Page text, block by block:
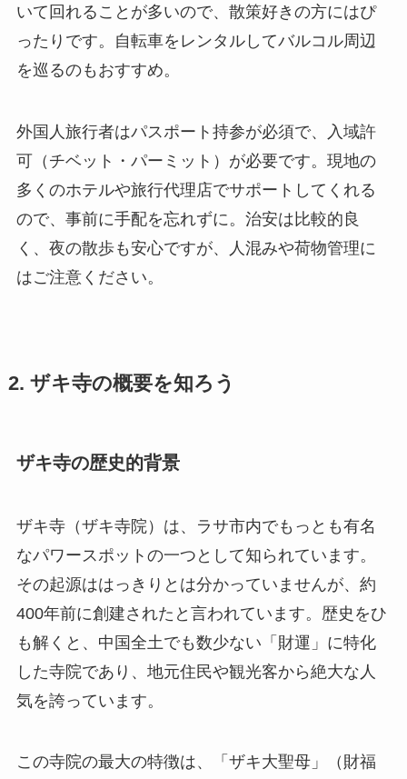
いて回れることが多いので、散策好きの方にはぴ
ったりです。自転車をレンタルしてバルコル周辺
を巡るのもおすすめ。
外国人旅行者はパスポート持参が必須で、入域許
可（チベット・パーミット）が必要です。現地の
多くのホテルや旅行代理店でサポートしてくれる
ので、事前に手配を忘れずに。治安は比較的良
く、夜の散歩も安心ですが、人混みや荷物管理に
はご注意ください。
2. ザキ寺の概要を知ろう
ザキ寺の歴史的背景
ザキ寺（ザキ寺院）は、ラサ市内でもっとも有名
なパワースポットの一つとして知られています。
その起源ははっきりとは分かっていませんが、約
400年前に創建されたと言われています。歴史をひ
も解くと、中国全土でも数少ない「財運」に特化
した寺院であり、地元住民や観光客から絶大な人
気を誇っています。
この寺院の最大の特徴は、「ザキ大聖母」（財福